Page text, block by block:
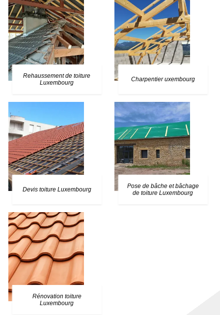
Rehaussement de toiture
Luxembourg
Charpentier uxembourg
Devis toiture Luxembourg
Pose de bâche et bâchage
de toiture Luxembourg
Rénovation toiture
Luxembourg